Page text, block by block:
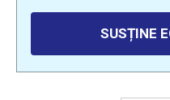
SUSȚINE